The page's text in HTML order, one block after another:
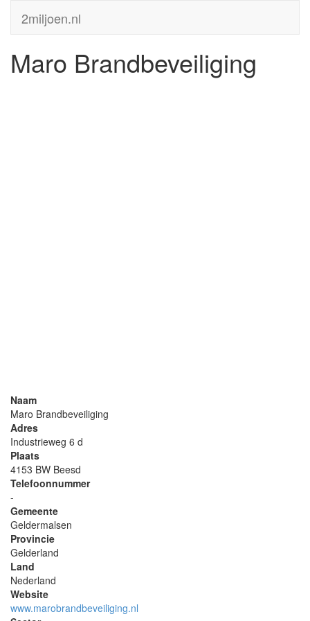
2miljoen.nl
Maro Brandbeveiliging
Naam
Maro Brandbeveiliging
Adres
Industrieweg 6 d
Plaats
4153 BW Beesd
Telefoonnummer
-
Gemeente
Geldermalsen
Provincie
Gelderland
Land
Nederland
Website
www.marobrandbeveiliging.nl